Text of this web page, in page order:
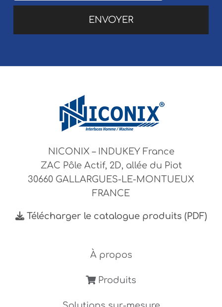
NICONIX – INDUKEY France
ZAC Pôle Actif, 2D, allée du Piot
30660 GALLARGUES-LE-MONTUEUX
FRANCE
Télécharger le catalogue produits (PDF)
À propos
Produits